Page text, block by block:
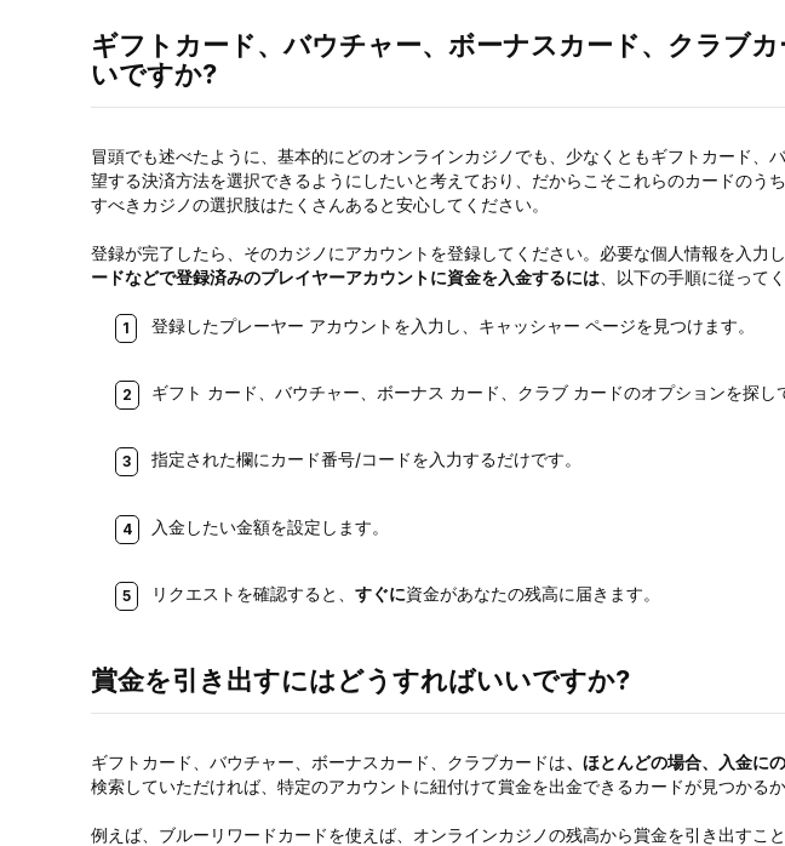
ギフトカード、バウチャー、ボーナスカード、クラブ
いですか?
冒頭でも述べたように、基本的にどのオンラインカジノでも、少なくともギフトカード
望する決済方法を選択できるようにしたいと考えており、だからこそこれらのカードの
すべきカジノの選択肢はたくさんあると安心してください。
登録が完了したら、そのカジノにアカウントを登録してください。必要な個人情報を入力
ードなどで登録済みのプレイヤーアカウントに資金を入金するには、以下の手順に従ってく
登録したプレーヤー アカウントを入力し、キャッシャー ページを見つけます。
ギフト カード、バウチャー、ボーナス カード、クラブ カードのオプションを探し
指定された欄にカード番号/コードを入力するだけです。
入金したい金額を設定します。
リクエストを確認すると、 すぐに資金があなたの残高に届きます。
賞金を引き出すにはどうすればいいですか?
ギフトカード、バウチャー、ボーナスカード、クラブカードは、ほとんどの場合、入金に
検索していただければ、特定のアカウントに紐付けて賞金を出金できるカードが見つかるか
例えば、ブルーリワードカードを使えば、オンラインカジノの残高から賞金を引き出す